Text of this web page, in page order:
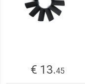
€ 13.45